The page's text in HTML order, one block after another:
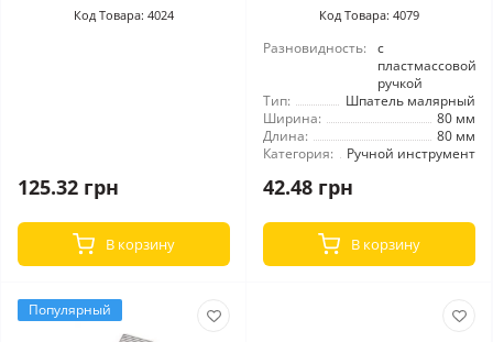
Код Товара: 4024
125.32 грн
В корзину
Код Товара: 4079
Разновидность:
с
пластмассовой
ручкой
Тип:
Шпатель малярный
Ширина:
80 мм
Длина:
80 мм
Категория:
Ручной инструмент
42.48 грн
В корзину
Популярный